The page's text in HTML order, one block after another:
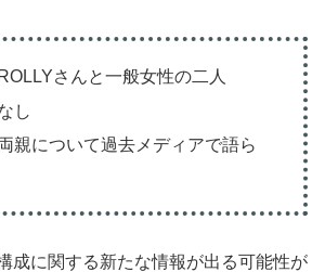
さんと一般女性の二人
し
親について過去メディアで語ら
成に関する新たな情報が出る可能性が